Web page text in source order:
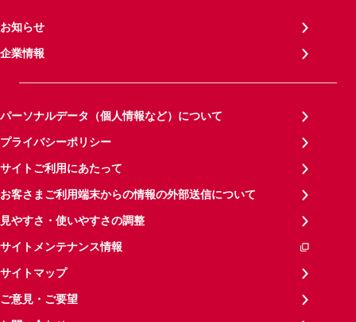
お知らせ
企業情報
パーソナルデータ（個人情報など）について
プライバシーポリシー
サイトご利用にあたって
お客さまご利用端末からの情報の外部送信について
見やすさ・使いやすさの調整
サイトメンテナンス情報
サイトマップ
ご意見・ご要望